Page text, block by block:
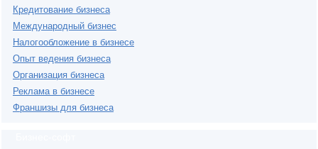
Кредитование бизнеса
Международный бизнес
Налогообложение в бизнесе
Опыт ведения бизнеса
Организация бизнеса
Реклама в бизнесе
Франшизы для бизнеса